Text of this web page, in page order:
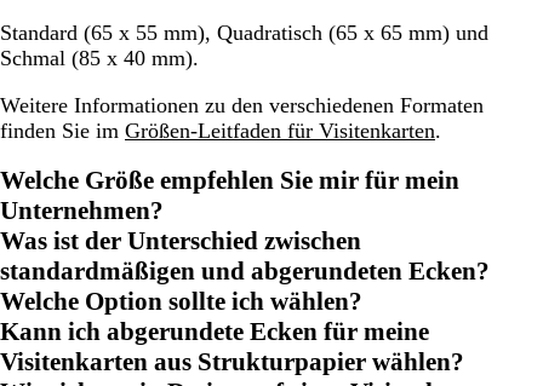
Standard (65 x 55 mm), Quadratisch (65 x 65 mm) und
Schmal (85 x 40 mm).
Weitere Informationen zu den verschiedenen Formaten
finden Sie im Größen-Leitfaden für Visitenkarten.
Welche Größe empfehlen Sie mir für mein
Unternehmen?
Was ist der Unterschied zwischen
standardmäßigen und abgerundeten Ecken?
Welche Option sollte ich wählen?
Kann ich abgerundete Ecken für meine
Visitenkarten aus Strukturpapier wählen?